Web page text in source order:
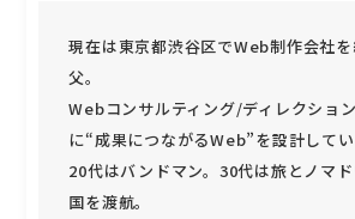
現在は東京都渋谷区でWeb制作会社
父。
Webコンサルティング/ディレクショ
に“成果につながるWeb”を設計してい
20代はバンドマン。30代は旅とノマ
国を渡航。